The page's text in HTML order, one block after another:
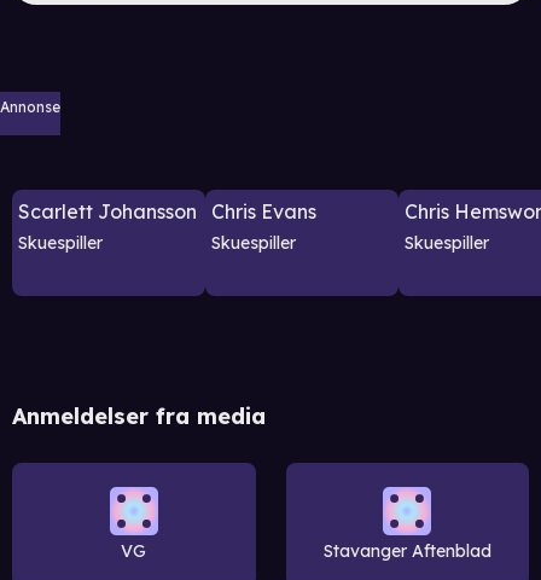
Annonse
Scarlett Johansson
Skuespiller
Chris Evans
Skuespiller
Chris
Skuespiller
Anmeldelser fra media
VG Stavanger Aftenblad